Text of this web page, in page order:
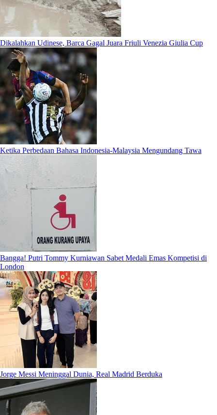
Dikalahkan Udinese, Barca Gagal Juara Friuli Venezia Giulia Cup
Ketika Perbedaan Bahasa Indonesia-Malaysia Mengundang Tawa
Bangga! Putri Tommy Kurniawan Sabet Medali Emas Kompetisi di
London
Jorge Messi Meninggal Dunia, Real Madrid Berduka